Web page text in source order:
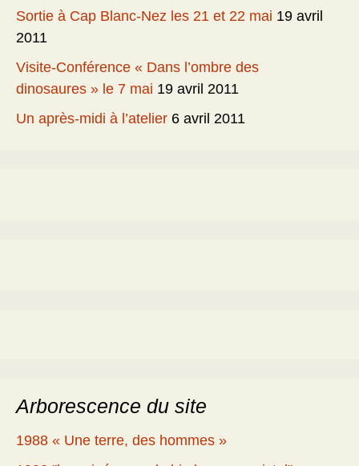
Sortie à Cap Blanc-Nez les 21 et 22 mai 19 avril
2011
Visite-Conférence « Dans l’ombre des
dinosaures » le 7 mai 19 avril 2011
Un après-midi à l’atelier 6 avril 2011
Arborescence du site
1988 « Une terre, des hommes »